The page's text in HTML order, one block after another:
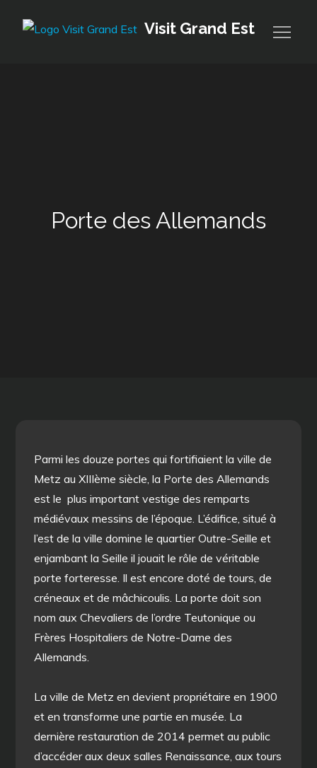
Visit Grand Est
Porte des Allemands
Parmi les douze portes qui fortifiaient la ville de
Metz au XIIIème siècle, la Porte des Allemands
est le plus important vestige des remparts
médiévaux messins de l’époque. L’édifice, situé à
l’est de la ville domine le quartier Outre-Seille et
enjambant la Seille il jouait le rôle de véritable
porte forteresse. Il est encore doté de tours, de
créneaux et de mâchicoulis. La porte doit son
nom aux Chevaliers de l’ordre Teutonique ou
Frères Hospitaliers de Notre-Dame des
Allemands.
La ville de Metz en devient propriétaire en 1900
et en transforme une partie en musée. La
dernière restauration de 2014 permet au public
d’accéder aux deux salles Renaissance, aux tours